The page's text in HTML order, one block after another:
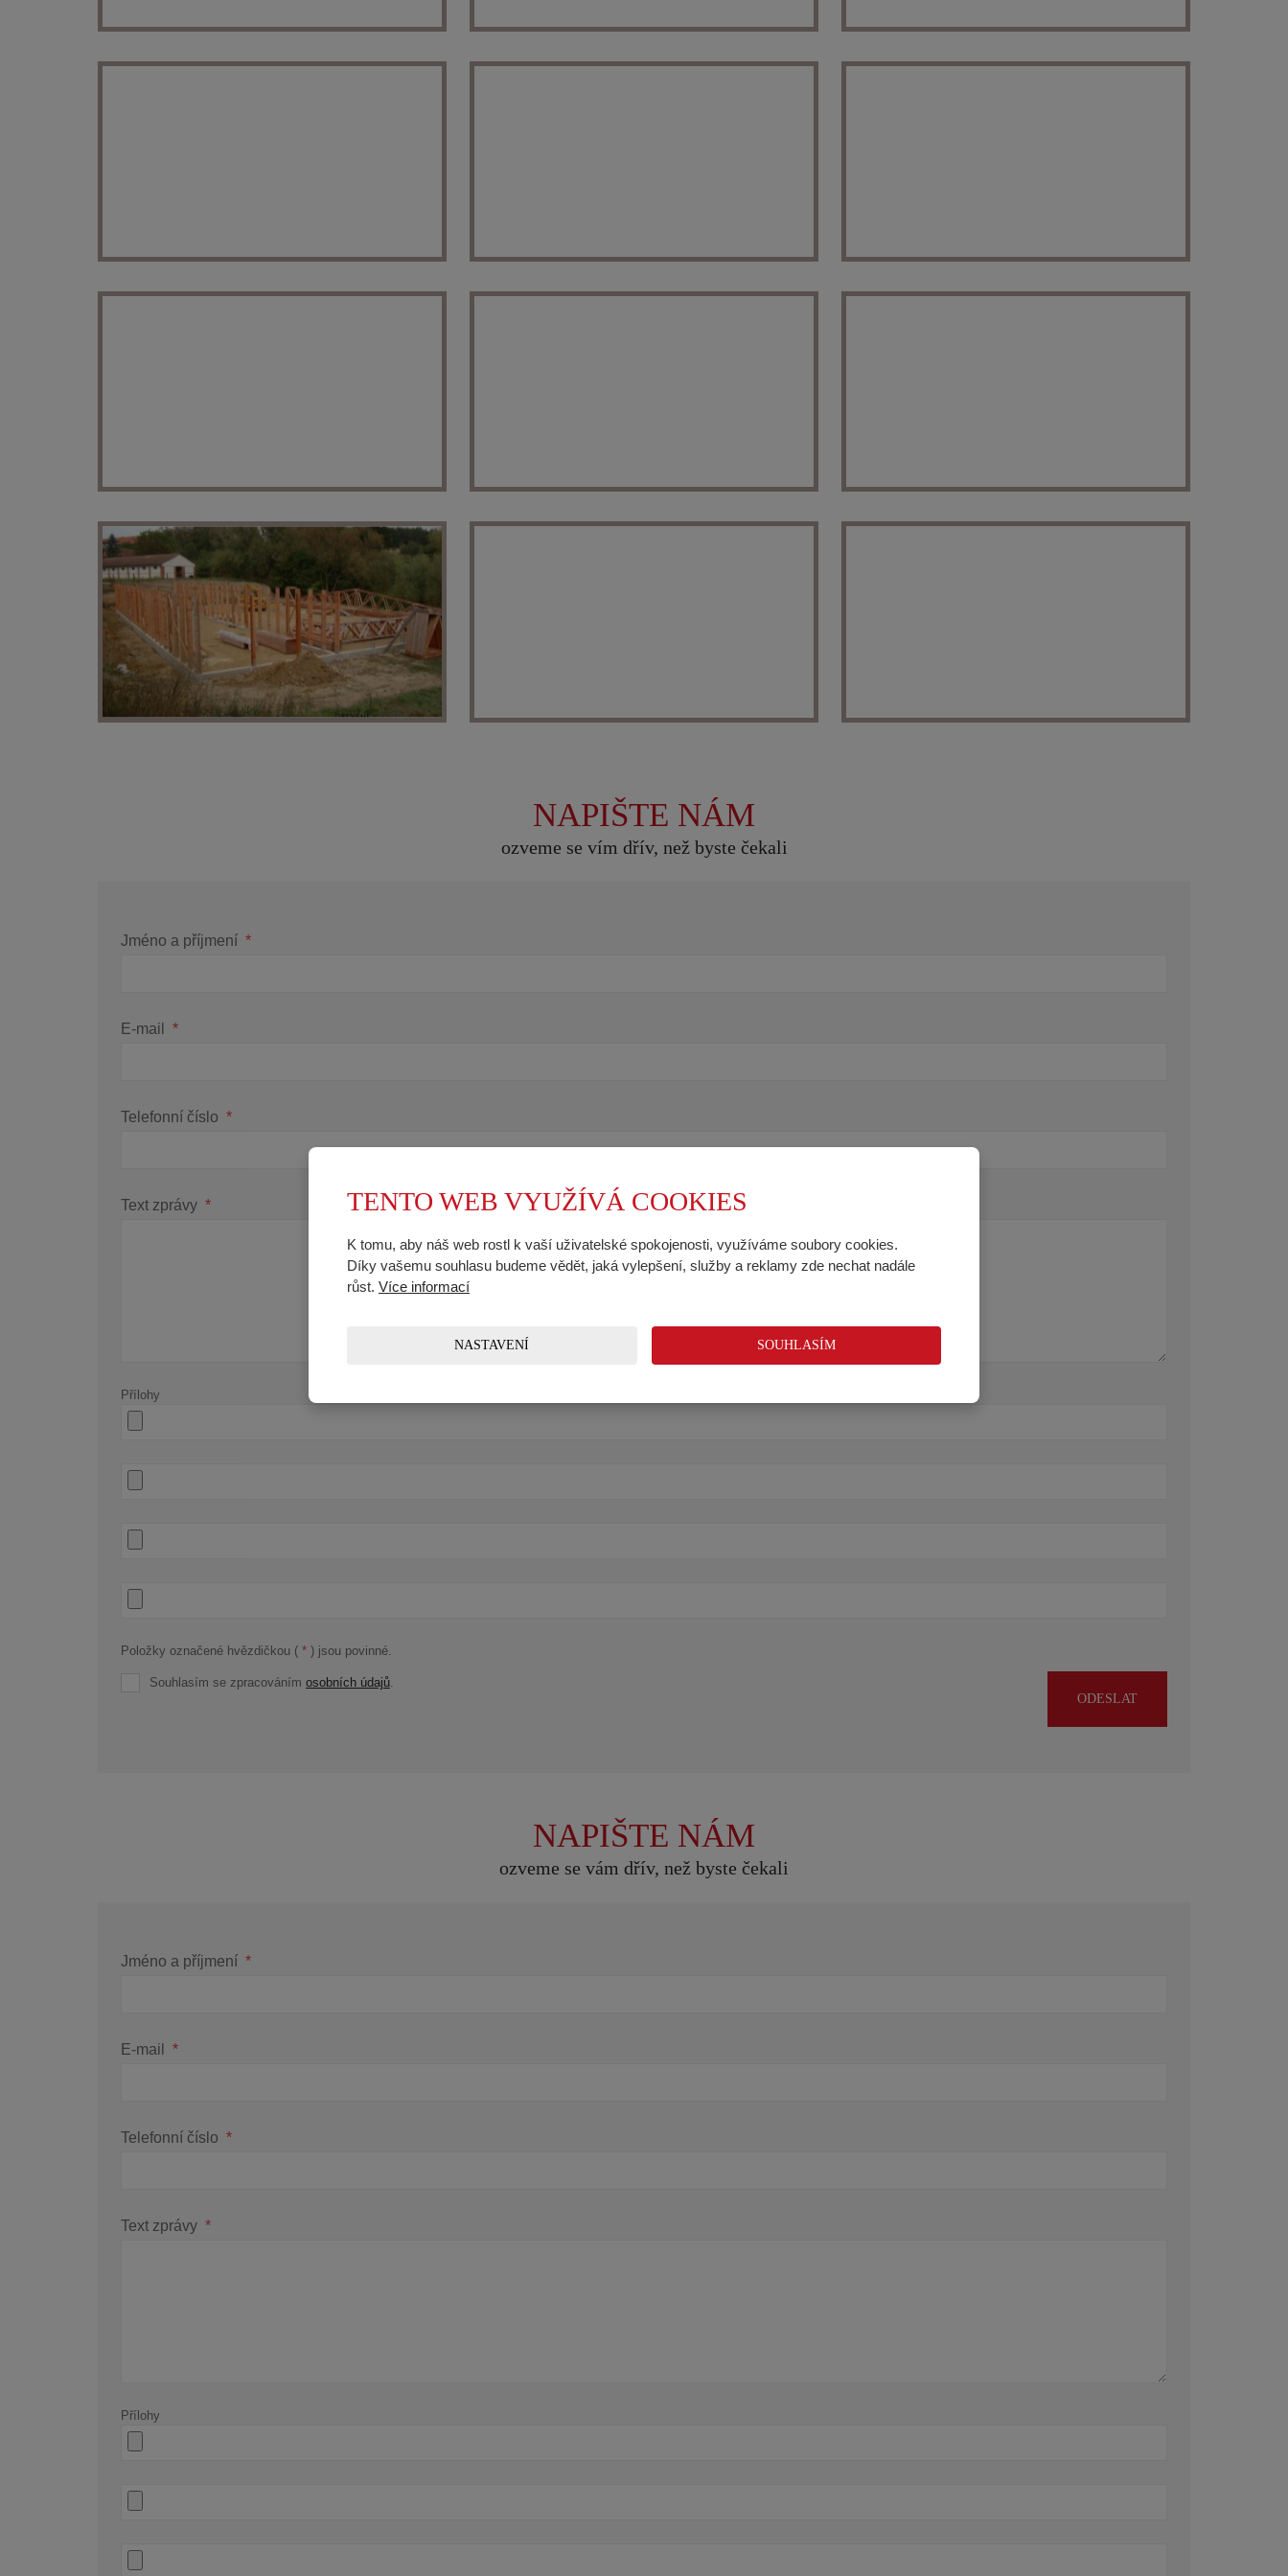
NAPIŠTE NÁM
ozveme se vím dřív, než byste čekali
Jméno a příjmení *
E-mail *
Telefonní číslo *
Text zprávy *
Přílohy
Položky označené hvězdičkou ( * ) jsou povinné.
Souhlasím se zpracováním osobních údajů
ODESLAT
NAPIŠTE NÁM
ozveme se vám dřív, než byste čekali
Jméno a příjmení *
E-mail *
Telefonní číslo *
Text zprávy *
Přílohy
TENTO WEB VYUŽÍVÁ COOKIES
K tomu, aby náš web rostl k vaší uživatelské spokojenosti, využíváme soubory cookies.
Díky vašemu souhlasu budeme vědět, jaká vylepšení, služby a reklamy zde nechat nadále
růst. Více informací
NASTAVENÍ SOUHLASÍM